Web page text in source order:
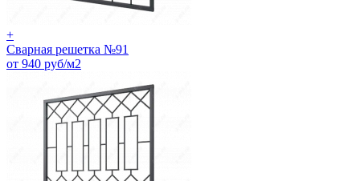
+
Сварная решетка №91
от 940 руб/м2